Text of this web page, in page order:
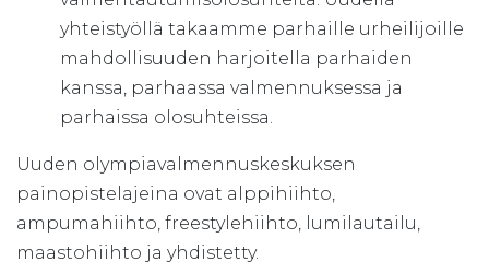
yhteistyöllä takaamme parhaille urheilijoille
mahdollisuuden harjoitella parhaiden
kanssa, parhaassa valmennuksessa ja
parhaissa olosuhteissa.
Uuden olympiavalmennuskeskuksen
painopistelajeina ovat alppihiihto,
ampumahiihto, freestylehiihto, lumilautailu,
maastohiihto ja yhdistetty.